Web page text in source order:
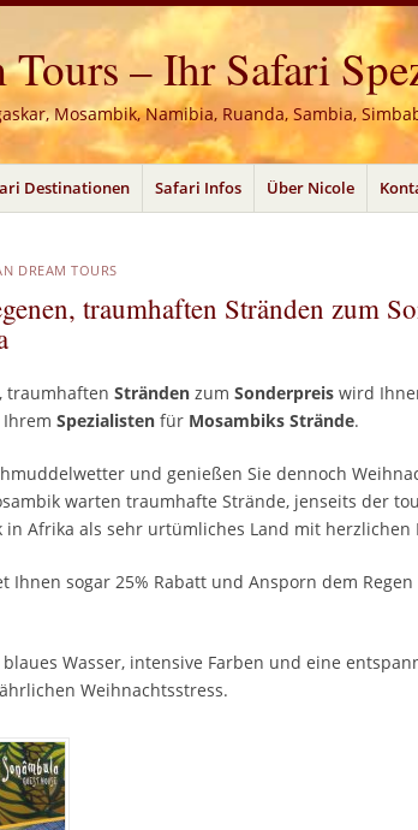
– Ihr Safari
Mosambik, Namibia, Ruanda, Sambia,
Destinationen Safari Infos Über Nicole
DREAM TOURS
traumhaften Stränden zum
traumhaften Stränden zum Sonderpreis wird
Ihrem Spezialisten für Mosambiks Strände.
und genießen Sie dennoch
warten traumhafte Strände, jenseits der
in Afrika als sehr urtümliches Land mit herzlichen
Ihnen sogar 25% Rabatt und Ansporn dem
Wasser, intensive Farben und eine
Weihnachtsstress.